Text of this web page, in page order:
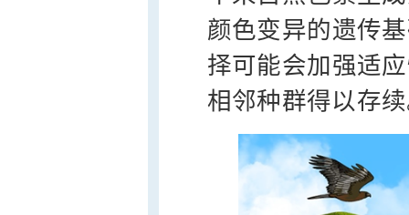
颜色变异的遗传
择可能会加强适
相邻种群得以存